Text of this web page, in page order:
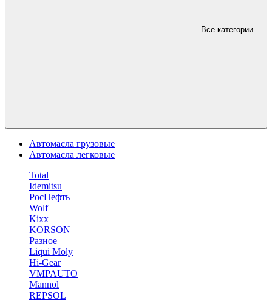
Все категории
Автомасла грузовые
Автомасла легковые
Total
Idemitsu
РосНефть
Wolf
Kixx
KORSON
Разное
Liqui Moly
Hi-Gear
VMPAUTO
Mannol
REPSOL